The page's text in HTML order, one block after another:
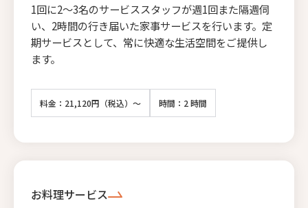
1回に2〜3名のサービススタッフが週1回また隔週伺
い、2時間の行き届いた家事サービスを行います。定
期サービスとして、常に快適な生活空間をご提供し
ます。
料金：21,120円（税込）～ 時間：2 時間
お料理サービス